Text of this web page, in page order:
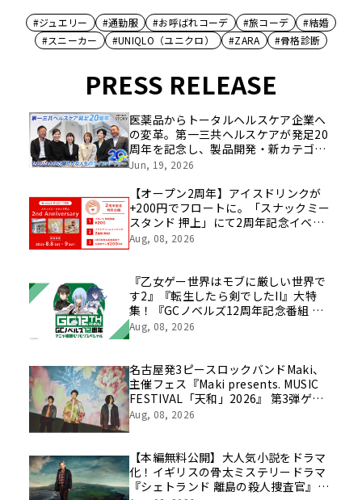
#ジュエリー #通勤服 #お呼ばれコーデ #旅コーデ
#結婚
#スニーカー
#UNIQLO（ユニクロ） #ZARA #骨格診断
PRESS RELEASE
医薬品からトータルヘルスケア企業へ
の変革。第一三共ヘルスケアが発足20
周年を記念し、製品開発・新カテゴリ
挑戦の舞台や旧社統合時のエピソード
像を公開！
Jun, 19, 2026
【オープン2周年】アイスドリンクが
+200円でフロートに。「スナックミー
スタンド 押上」にて2周年記念イベン
トを開催【8/8(土)～8/9(日)】
Aug, 08, 2026
『乙女ゲー世界はモブに厳しい世界で
す2』『転生したら剣でしたII』大特
集！『GCノベルズ12周年記念番組 ア
ニメ情報モリモリSP』8月23日(日) 夜8
Aug, 08, 2026
名古屋発3ピースロックバンドMaki、
主催フェス『Maki presents. MUSIC
FESTIVAL「天和」2026』 第3弾ゲス
ト解禁！
Aug, 08, 2026
【本編無料公開】大人気小説をドラマ
化！イギリスの骨太ミステリードラマ
『シェトランド 離島の殺人捜査官』